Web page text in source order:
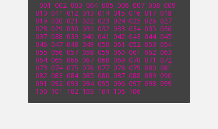
001 002 003 004 005 006 007 008 009
010 011 012 013 014 015 016 017 018
019 020 021 022 023 024 025 026 027
028 029 030 031 032 033 034 035 036
037 038 039 040 041 042 043 044 045
046 047 048 049 050 051 052 053 054
055 056 057 058 059 060 061 062 063
064 065 066 067 068 069 070 071 072
073 074 075 076 077 078 079 080 081
082 083 084 085 086 087 088 089 090
091 092 093 094 095 096 097 098 099
100 101 102 103 104 105 106